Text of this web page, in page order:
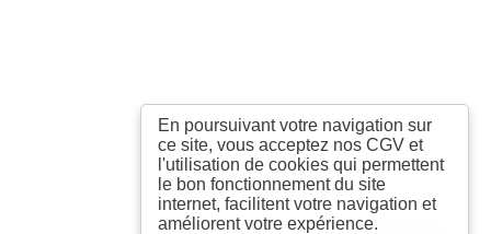
En poursuivant votre navigation sur
ce site, vous acceptez nos CGV et
l'utilisation de cookies qui permettent
le bon fonctionnement du site
internet, facilitent votre navigation et
améliorent votre expérience.